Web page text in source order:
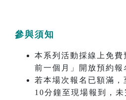
參與須知
本系列活動採線上免費
前一個月」開放預約報
若本場次報名已額滿
10分鐘至現場報到，